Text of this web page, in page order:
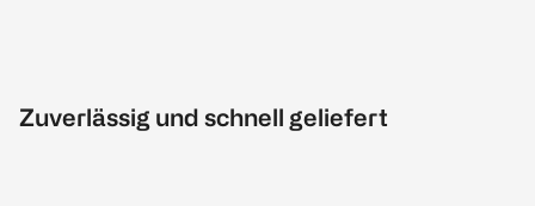
Zuverlässig und schnell geliefert